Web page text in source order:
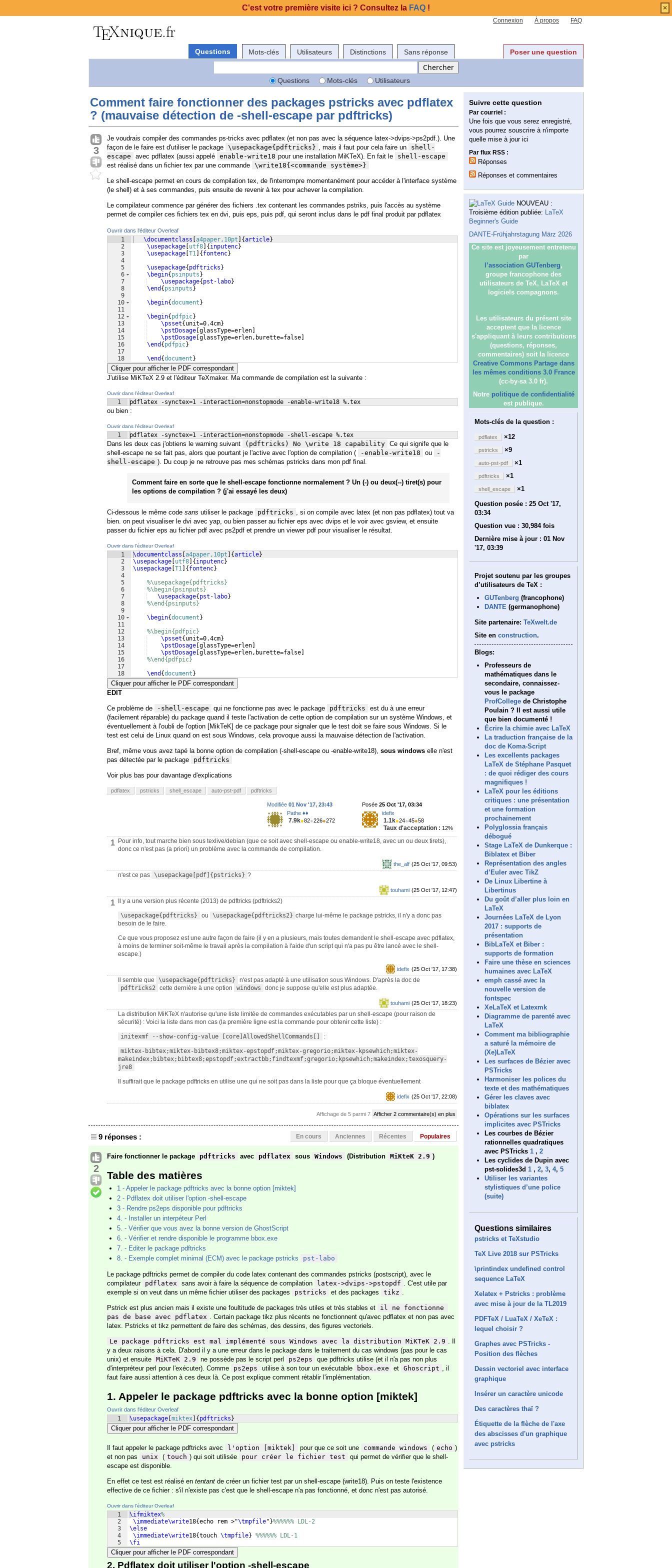
Connexion À propos FAQ
Questions Mots-clés Utilisateurs Distinctions Sans réponse Poser une question
Questions Mots-clés Utilisateurs
Comment faire fonctionner des packages pstricks avec pdflatex
? (mauvaise détection de -shell-escape par pdftricks)
3
Je voudrais compiler des commandes ps-tricks avec pdflatex (et non pas avec la séquence latex->dvips->ps2pdf.). Une
façon de le faire est d'utiliser le package \usepackage{pdftricks} , mais il faut pour cela faire un
shell-
escape
avec pdflatex (aussi appelé enable-write18 pour une installation MiKTeX). En fait le
shell-escape
est réalisé dans un fichier tex par une commande \write18{<commande système>}
Le shell-escape permet en cours de compilation tex, de l'interrompre momentanément pour accéder à l'interface système
(le shell) et à ses commandes, puis ensuite de revenir à tex pour achever la compilation.
Le compilateur commence par générer des fichiers .tex contenant les commandes pstriks, puis l'accès au système
permet de compiler ces fichiers tex en dvi, puis eps, puis pdf, qui seront inclus dans le pdf final produit par pdflatex
Ouvrir dans l'éditeur Overleaf
1
2
3
4
5
6
7
8
9
10
11
12
13
14
15
16
17
18
\documentclass a4paper,10pt {article}
\usepackage utf8 { inputenc}
\usepackage T1 { fontenc}
\usepackage{ pdftricks }
\begin{ psinputs }
\usepackage{ pst-labo}
\end { psinputs }
\begin{document }
\begin{ pdfpic}
\psset{ unit=0.4cm}
\pstDosage glassType=erlen
\pstDosage glassType=erlen,burette=false
\end { pdfpic}
\end {document }
Cliquer pour afficher le PDF correspondant
J'utilise MiKTeX 2.9 et l'éditeur TeXmaker. Ma commande de compilation est la suivante :
Ouvrir dans l'éditeur Overleaf
1 pdflatex -synctex=1 -interaction=nonstopmode -enable-write18 %.tex
ou bien :
Ouvrir dans l'éditeur Overleaf
1 pdflatex -synctex=1 -interaction=nonstopmode -shell-escape %.tex
Dans les deux cas j'obtiens le warning suivant (pdftricks) No \write 18 capability Ce qui signife que le
shell-escape ne se fait pas, alors que pourtant je l'active avec l'option de compilation (
-enable-write18 ou
-
shell-escape ). Du coup je ne retrouve pas mes schémas pstricks dans mon pdf final.
Comment faire en sorte que le shell-escape fonctionne normalement ? Un (-) ou deux(--) tiret(s) pour
les options de compilation ? (j'ai essayé les deux)
Ci-dessous le même code sans utiliser le package pdftricks , si on compile avec latex (et non pas pdflatex) tout va
bien. on peut visualiser le dvi avec yap, ou bien passer au fichier eps avec dvips et le voir avec gsview, et ensuite
passer du fichier eps au fichier pdf avec ps2pdf et prendre un viewer pdf pour visualiser le résultat.
Ouvrir dans l'éditeur Overleaf
1
2
3
4
5
6
7
8
9
10
11
12
13
14
15
16
17
18
\documentclass a4paper,10pt {article}
\usepackage utf8 { inputenc}
\usepackage T1 { fontenc}
%\usepackage{pdftricks}
%\begin{psinputs}
\usepackage{ pst-labo}
%\end{psinputs}
\begin{document }
%\begin{pdfpic}
\psset{ unit=0.4cm}
\pstDosage glassType=erlen
\pstDosage glassType=erlen,burette=false
%\end{pdfpic}
\end {document }
Cliquer pour afficher le PDF correspondant
EDIT
Ce problème de -shell-escape qui ne fonctionne pas avec le package pdftricks
est du à une erreur
(facilement réparable) du package quand il teste l'activation de cette option de compilation sur un système Windows, et
éventuellement à l'oubli de l'option [MikTeK] de ce package pour signaler que le test doit se faire sous Windows. Si le
test est celui de Linux quand on est sous Windows, cela provoque aussi la mauvaise détection de l'activation.
Bref, même vous avez tapé la bonne option de compilation (-shell-escape ou -enable-write18), sous windows elle n'est
pas détectée par le package
pdftricks
Voir plus bas pour davantage d'explications
pdflatex pstricks shell_escape auto-pst-pdf pdftricks
Posée 25 Oct '17, 03:34
idefix
1.1k●24●45●58
Taux d'acceptation : 12%
Modifiée 01 Nov '17, 23:43
Pathe ♦♦
7.9k●82●226●272
1
Pour info, tout marche bien sous texlive/debian (que ce soit avec shell-escape ou enable-write18, avec un ou deux tirets),
donc ce n'est pas (a priori) un problème avec la commande de compilation.
(25 Oct '17, 09:53)
the_alf
n'est ce pas \usepackage[pdf]{pstricks} ?
(25 Oct '17, 12:47)
touhami
1 Il y a une version plus récente (2013) de pdftricks (pdftricks2)
\usepackage{pdftricks} ou \usepackage{pdftricks2} charge lui-même le package pstricks, il n'y a donc pas
besoin de le faire.
Ce que vous proposez est une autre façon de faire (il y en a plusieurs, mais toutes demandent le shell-escape avec pdflatex,
à moins de terminer soit-même le travail après la compilation à l'aide d'un script qui n'a pas pu être lancé avec le shell-
escape.)
(25 Oct '17, 17:38)
idefix
Il semble que \usepackage{pdftricks}
n'est pas adapté à une utilisation sous Windows. D'après la doc de
pdftricks2 cette dernière à une option windows donc je suppose qu'elle est plus adaptée.
(25 Oct '17, 18:23)
touhami
La distribution MiKTeX n'autorise qu'une liste limitée de commandes exécutables par un shell-escape (pour raison de
sécurité) : Voici la liste dans mon cas (la première ligne est la commande pour obtenir cette liste) :
initexmf --show-config-value [core]AllowedShellCommands[] :
miktex-bibtex;miktex-bibtex8;miktex-epstopdf;miktex-gregorio;miktex-kpsewhich;miktex-
makeindex;bibtex;bibtex8;epstopdf;extractbb;findtexmf;gregorio;kpsewhich;makeindex;texosquery-
jre8
Il suffirait que le package pdftricks en utilise une qui ne soit pas dans la liste pour que ça bloque éventuellement
(25 Oct '17, 22:08)
idefix
Affichage de 5 parmi 7 Afficher 2 commentaire(s) en plus
9 réponses : En cours Anciennes Récentes Populaires
2
Faire fonctionner le package pdftricks avec pdflatex sous Windows (Distribution MiKteK 2.9 )
Table des matières
1 - Appeler le package pdftricks avec la bonne option [miktek]
2 - Pdflatex doit utiliser l'option -shell-escape
3 - Rendre ps2eps disponible pour pdftricks
4. - Installer un interpéteur Perl
5. - Vérifier que vous avez la bonne version de GhostScript
6. - Vérifier et rendre disponible le programme bbox.exe
7. - Editer le package pdftricks
8. - Exemple complet minimal (ECM) avec le package pstricks
pst-labo
Le package pdftricks permet de compiler du code latex contenant des commandes pstricks (postscript), avec le
compilateur pdflatex sans avoir à faire la séquence de compilation latex->dvips->pstopdf . C'est utile par
exemple si on veut dans un même fichier utiliser des packages
pstricks et des packages tikz .
Pstrick est plus ancien mais il existe une foultitude de packages très utiles et très stables et
il ne fonctionne
pas de base avec pdflatex . Certain package tikz plus récents ne fonctionnent qu'avec pdflatex et non pas avec
latex. Pstricks et tikz permettent de faire des schémas, des dessins, des figures vectoriels.
Le package pdftricks est mal implémenté sous Windows avec la distribution MiKTeK 2.9 . Il
y a deux raisons à cela. D'abord il y a une erreur dans le package dans le traitement du cas windows (pas pour le cas
unix) et ensuite MiKTeK 2.9 ne possède pas le script perl ps2eps
que pdftricks utilise (et il n'a pas non plus
d'interpréteur perl pour l'exécuter). Comme
ps2eps utilise à son tour un exécutable bbox.exe et Ghoscript , il
faut faire aussi attention à ces deux là. Ce post explique comment rétablir l'implémentation.
1. Appeler le package pdftricks avec la bonne option [miktek]
Ouvrir dans l'éditeur Overleaf
1 \usepackage miktex { pdftricks }
Cliquer pour afficher le PDF correspondant
Il faut appeler le package pdftricks avec l'option [miktek] pour que ce soit une commande windows ( echo )
et non pas
unix ( touch ) qui soit utilisée pour créer le fichier test
qui permet de vérifier que le shell-
escape est disponible.
En effet ce test est réalisé en tentant de créer un fichier test par un shell-escape (write18). Puis on teste l'existence
effective de ce fichier : s'il n'existe pas c'est que le shell-escape n'a pas fonctionné, et donc n'est pas autorisé.
Ouvrir dans l'éditeur Overleaf
1
2
3
4
5
\ifmiktex%
\immediate\write18{echo rem >"\tmpfile" }%%%%%% LDL-2
\else
\immediate\write18{touch \tmpfile} %%%%%% LDL-1
\fi
Cliquer pour afficher le PDF correspondant
2. Pdflatex doit utiliser l'option -shell-escape
Suivre cette question
Par courriel :
Une fois que vous serez enregistré,
vous pourrez souscrire à n'importe
quelle mise à jour ici
Par flux RSS :
Réponses
Réponses et commentaires
NOUVEAU :
Troisième édition publiée: LaTeX
Beginner's Guide
DANTE-Frühjahrstagung März 2026
Ce site est joyeusement entretenu
par
l’association GUTenberg,
groupe francophone des
utilisateurs de TeX, LaTeX et
logiciels compagnons.
Les utilisateurs du présent site
acceptent que la licence
s'appliquant à leurs contributions
(questions, réponses,
commentaires) soit la licence
Creative Commons Partage dans
les mêmes conditions 3.0 France
(cc-by-sa 3.0 fr).
Notre politique de confidentialité
est publique.
Mots-clés de la question :
pdflatex ×12
pstricks ×9
auto-pst-pdf ×1
pdftricks ×1
shell_escape
×1
Question posée : 25 Oct '17,
03:34
Question vue : 30,984 fois
Dernière mise à jour : 01 Nov
'17, 03:39
Projet soutenu par les groupes
d’utilisateurs de TeX :
GUTenberg (francophone)
DANTE (germanophone)
Site partenaire: TeXwelt.de
Site en construction.
Blogs:
Professeurs de
mathématiques dans le
secondaire, connaissez-
vous le package
ProfCollege de Christophe
Poulain ? Il est aussi utile
que bien documenté !
Écrire la chimie avec LaTeX
La traduction française de la
doc de Koma-Script
Les excellents packages
LaTeX de Stéphane Pasquet
: de quoi rédiger des cours
magnifiques !
LaTeX pour les éditions
critiques : une présentation
et une formation
prochainement
Polyglossia français
débogué
Stage LaTeX de Dunkerque :
Biblatex et Biber
Représentation des angles
d’Euler avec TikZ
De Linux Libertine à
Libertinus
Du goût d’aller plus loin en
LaTeX
Journées LaTeX de Lyon
2017 : supports de
présentation
BibLaTeX et Biber :
supports de formation
Faire une thèse en sciences
humaines avec LaTeX
emph cassé avec la
nouvelle version de
fontspec
XeLaTeX et Latexmk
Diagramme de parenté avec
LaTeX
Comment ma bibliographie
a saturé la mémoire de
(Xe)LaTeX
Les surfaces de Bézier avec
PSTricks
Harmoniser les polices du
texte et des mathématiques
Gérer les claves avec
biblatex
Opérations sur les surfaces
implicites avec PSTricks
Les courbes de Bézier
rationnelles quadratiques
avec PSTricks 1 , 2
Les cyclides de Dupin avec
pst-solides3d 1 , 2, 3, 4, 5
Utiliser les variantes
stylistiques d’une police
(suite)
Questions similaires
pstricks et TeXstudio
TeX Live 2018 sur PSTricks
\printindex undefined control
sequence LaTeX
Xelatex + Pstricks : problème
avec mise à jour de la TL2019
PDFTeX / LuaTeX / XeTeX :
lequel choisir ?
Graphes avec PSTricks -
Position des flèches
Dessin vectoriel avec interface
graphique
Insérer un caractère unicode
Des caractères thaï ?
Étiquette de la flèche de l'axe
des abscisses d'un graphique
avec pstricks
C'est votre première visite ici ? Consultez la FAQ ! ×